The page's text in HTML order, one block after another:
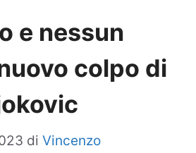
e nessun
colpo di
di Vincenzo